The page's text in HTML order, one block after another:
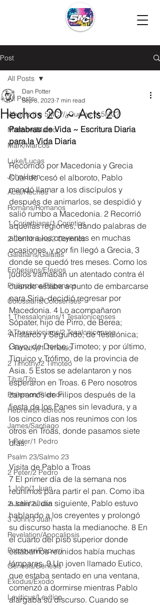
Post
All Posts
What is the 5MC?/¿Que es el 5MC?
Matthew/Mateo
Mark/Marcos
Luke/Lucas
John/Juan
Acts/Hechos
Romans/Romanos
1 Corinthians/1 Corintios
2 Corinthians/2 Corintios
Galatians/Gálatas
Ephesians/Efesios
Philippians/Filipenses
Colossians/Colosenses
1 Thessalonians/1 Tesalonicenses
2 Thessalonians/2 Tesalonicenses
1 Timothy/1 Timoteo
2 Timothy/2 Timoteo
Titus/Tito
Philemon/Filemon
Hebrews/Hebreos
James/Santiago
1 Peter/1 Pedro
Psalm 23/Salmo 23
2 Peter/2 Pedro
1 John/1 Juan
2 John/2 Juan
3 John/3 Juan
Revelation/Apocalipsis
Potpourri/Popurrí
Genesis/Génesis
Exodus/Éxodo
Leviticus/Levítico
All Posts
Hechos 20 ~ Acts 20
Dan Potter
Sep 8, 2023 7 min read
Palabras de Vida ~ Escritura Diaria
para la Vida Diaria
Recorrido por Macedonia y Grecia
Cuando cesó el alboroto, Pablo
mandó llamar a los discípulos y
después de animarlos, se despidió y
salió rumbo a Macedonia. 2 Recorrió
aquellas regiones, dando palabras de
aliento a los creyentes en muchas
ocasiones, y por fin llegó a Grecia, 3
donde se quedó tres meses. Como los
judíos tramaban un atentado contra él
cuando estaba a punto de embarcarse
para Siria, decidió regresar por
Macedonia. 4 Lo acompañaron
Sópater, hijo de Pirro, de Berea;
Aristarco y Segundo, de Tesalónica;
Gayo, de Derbe; Timoteo; y por último,
Tíquico y Trófimo, de la provincia de
Asia. 5 Estos se adelantaron y nos
esperaron en Troas. 6 Pero nosotros
zarpamos de Filipos después de la
fiesta de los Panes sin levadura, y a
los cinco días nos reunimos con los
otros en Troas, donde pasamos siete
días.
Visita de Pablo a Troas
7 El primer día de la semana nos
reunimos para partir el pan. Como iba
a salir al día siguiente, Pablo estuvo
hablando a los creyentes y prolongó
su discurso hasta la medianoche. 8 En
el cuarto del piso superior donde
estábamos reunidos había muchas
lámparas. 9 Un joven llamado Eutico,
que estaba sentado en una ventana,
comenzó a dormirse mientras Pablo
alargaba su discurso. Cuando se